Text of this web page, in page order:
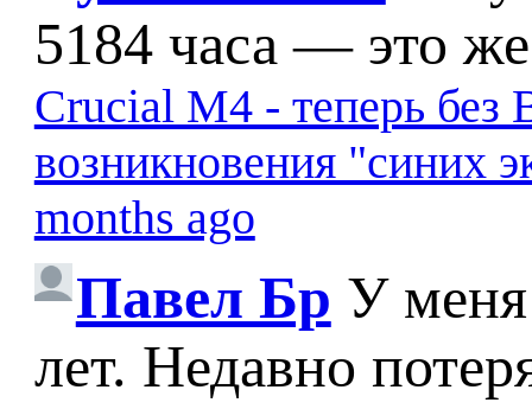
5184 часа — это
Crucial M4 - теперь без
возникновения "синих
months ago
Павел Бр У меня
лет. Недавно